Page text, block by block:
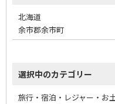
北海道
余市郡余市町
選択中のカテゴリー
旅行・宿泊・レジャー・お